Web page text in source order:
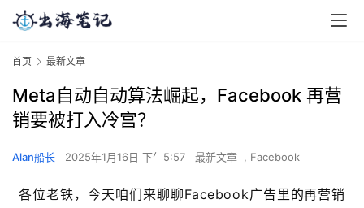
首页 最新文章
Meta自动自动算法崛起，Facebook 再营
销要被打入冷宫？
Alan船长 2025年1月16日 下午5:57 最新文章 , Facebook
各位老铁，今天咱们来聊聊Facebook广告里的再营销